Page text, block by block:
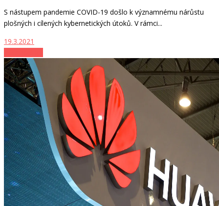
S nástupem pandemie COVID-19 došlo k významnému nárůstu
plošných i cílených kybernetických útoků. V rámci...
19.3.2021